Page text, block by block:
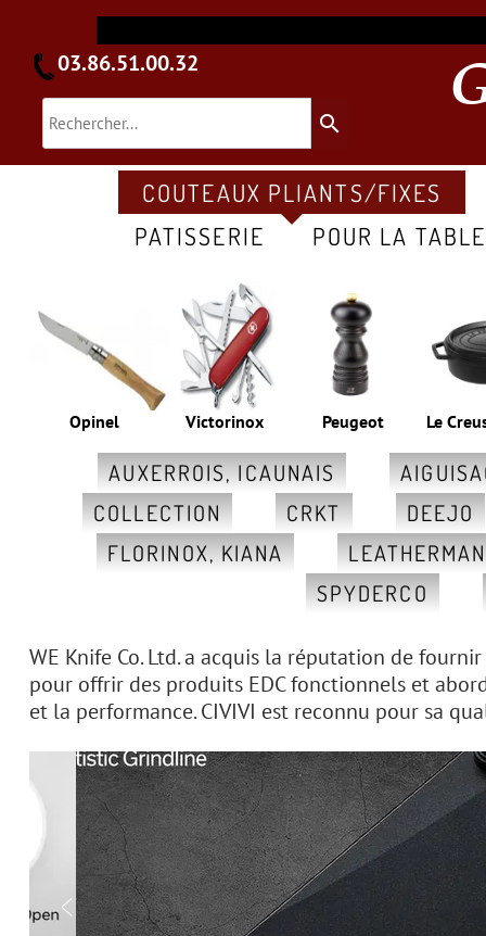
search
AUXERROIS, ICAUNAIS
COLLECTION
CRKT
DEEJO
FLORINOX, KIANA
LEATHERMAN
SPYDERCO
Peugeot Le
Victorinox
Opinel
COUTEAUX PLIANTS/FIXES
PATISSERIE
POUR LA TABLE
03.86.51.00.32
WE Knife Co. Ltd. a acquis la réputation de
pour offrir des produits EDC fonctionnels et
et la performance. CIVIVI est reconnu pour sa
